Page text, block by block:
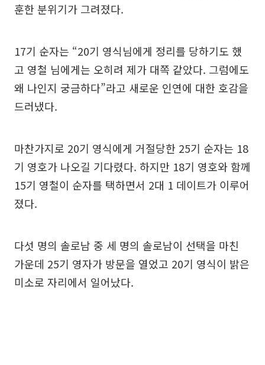
훈한 분위기가 그려졌다.
17기 순자는 “20기 영식님에게 정리를 당하기도 했
고 영철 님에게는 오히려 제가 대쪽 같았다. 그럼에도
왜 나인지 궁금하다”라고 새로운 인연에 대한 호감을
드러냈다.
마찬가지로 20기 영식에게 거절당한 25기 순자는 18
기 영호가 나오길 기다렸다. 하지만 18기 영호와 함께
15기 영철이 순자를 택하면서 2대 1 데이트가 이루어
졌다.
다섯 명의 솔로남 중 세 명의 솔로남이 선택을 마친
가운데 25기 영자가 방문을 열었고 20기 영식이 밝은
미소로 자리에서 일어났다.